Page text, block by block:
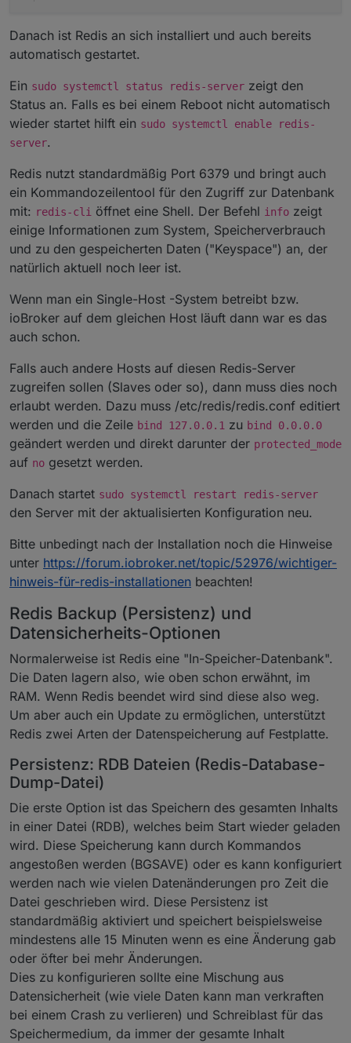
Danach ist Redis an sich installiert und auch bereits
automatisch gestartet.
Ein sudo systemctl status redis-server zeigt den
Status an. Falls es bei einem Reboot nicht automatisch
wieder startet hilft ein sudo systemctl enable redis-
server.
Redis nutzt standardmäßig Port 6379 und bringt auch
ein Kommandozeilentool für den Zugriff zur Datenbank
mit: redis-cli öffnet eine Shell. Der Befehl info zeigt
einige Informationen zum System, Speicherverbrauch
und zu den gespeicherten Daten ("Keyspace") an, der
natürlich aktuell noch leer ist.
Wenn man ein Single-Host -System betreibt bzw.
ioBroker auf dem gleichen Host läuft dann war es das
auch schon.
Falls auch andere Hosts auf diesen Redis-Server
zugreifen sollen (Slaves oder so), dann muss dies noch
erlaubt werden. Dazu muss /etc/redis/redis.conf editiert
werden und die Zeile bind 127.0.0.1 zu bind 0.0.0.0
geändert werden und direkt darunter der protected_mode
auf no gesetzt werden.
Danach startet sudo systemctl restart redis-server
den Server mit der aktualisierten Konfiguration neu.
Bitte unbedingt nach der Installation noch die Hinweise
unter https://forum.iobroker.net/topic/52976/wichtiger-
hinweis-für-redis-installationen beachten!
Redis Backup (Persistenz) und
Datensicherheits-Optionen
Normalerweise ist Redis eine "In-Speicher-Datenbank".
Die Daten lagern also, wie oben schon erwähnt, im
RAM. Wenn Redis beendet wird sind diese also weg.
Um aber auch ein Update zu ermöglichen, unterstützt
Redis zwei Arten der Datenspeicherung auf Festplatte.
Persistenz: RDB Dateien (Redis-Database-
Dump-Datei)
Die erste Option ist das Speichern des gesamten Inhalts
in einer Datei (RDB), welches beim Start wieder geladen
wird. Diese Speicherung kann durch Kommandos
angestoßen werden (BGSAVE) oder es kann konfiguriert
werden nach wie vielen Datenänderungen pro Zeit die
Datei geschrieben wird. Diese Persistenz ist
standardmäßig aktiviert und speichert beispielsweise
mindestens alle 15 Minuten wenn es eine Änderung gab
oder öfter bei mehr Änderungen.
Dies zu konfigurieren sollte eine Mischung aus
Datensicherheit (wie viele Daten kann man verkraften
bei einem Crash zu verlieren) und Schreiblast für das
Speichermedium, da immer der gesamte Inhalt